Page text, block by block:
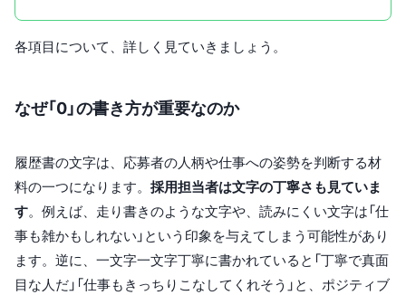
各項目について、詳しく見ていきましょう。
なぜ「0」の書き方が重要なのか
履歴書の文字は、応募者の人柄や仕事への姿勢を判断する材
料の一つになります。 採用担当者は文字の丁寧さも見ていま
す。例えば、走り書きのような文字や、読みにくい文字は「仕
事も雑かもしれない」という印象を与えてしまう可能性があり
ます。逆に、一文字一文字丁寧に書かれていると「丁寧で真面
目な人だ」「仕事もきっちりこなしてくれそう」と、ポジティブ